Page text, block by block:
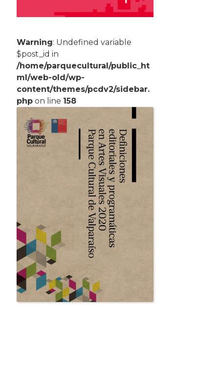
Warning: Undefined variable
$post_id in
/home/parquecultural/public_ht
ml/web-old/wp-
content/themes/pcdv2/sidebar.
php on line 158